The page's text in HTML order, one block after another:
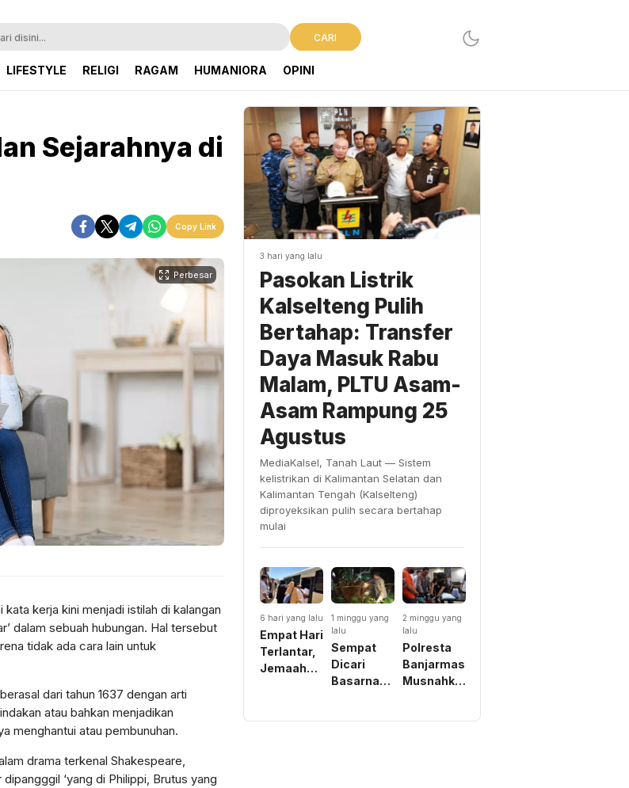
CARI
LIFESTYLE RELIGI RAGAM HUMANIORA OPINI
Sejarahnya di
Copy Link
Perbesar
kata kerja kini menjadi istilah di kalangan
dalam sebuah hubungan. Hal tersebut
tidak ada cara lain untuk
dari tahun 1637 dengan arti
atau bahkan menjadikan
menghantui atau pembunuhan.
drama terkenal Shakespeare,
‘yang di Philippi, Brutus yang
3 hari yang lalu
Pasokan Listrik
Kalselteng Pulih
Bertahap: Transfer
Daya Masuk Rabu
Malam, PLTU Asam-
Asam Rampung 25
Agustus
MediaKalsel, Tanah Laut — Sistem
kelistrikan di Kalimantan Selatan dan
Kalimantan Tengah (Kalselteng)
diproyeksikan pulih secara bertahap
mulai
6 hari yang lalu
Empat Hari
Terlantar,
Jemaah
Tour
1 minggu yang
lalu
Sempat
Dicari
Basarnas
2 minggu yang
lalu
Polresta
Banjarmasin
Musnahkan